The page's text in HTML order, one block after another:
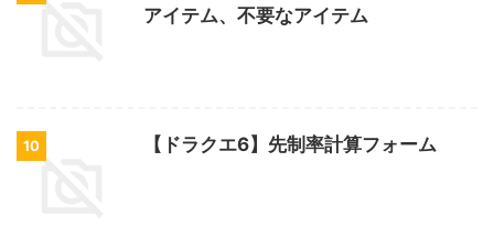
アイテム、不要なアイテム
10 【ドラクエ6】先制率計算フォーム